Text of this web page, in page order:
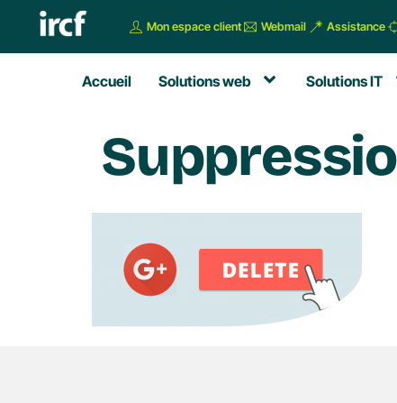
Mon espace client Webmail Assistance
Accueil Solutions web Solutions IT